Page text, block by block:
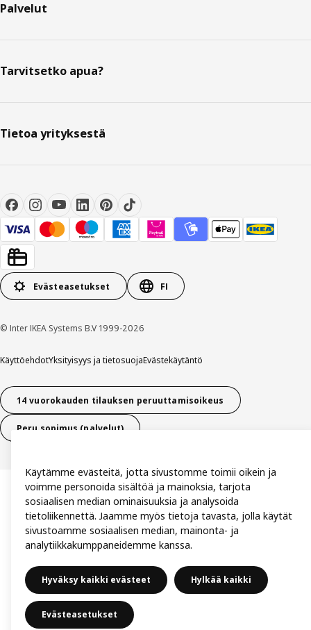
Palvelut
Tarvitsetko apua?
Tietoa yrityksestä
Evästeasetukset FI
© Inter IKEA Systems B.V 1999-2026
KäyttöehdotYksityisyys ja tietosuojaEvästekäytäntö
14 vuorokauden tilauksen peruuttamisoikeus
Peru sopimus (palvelut)
Käytämme evästeitä, jotta sivustomme toimii oikein ja
voimme personoida sisältöä ja mainoksia, tarjota
sosiaalisen median ominaisuuksia ja analysoida
tietoliikennettä. Jaamme myös tietoja tavasta, jolla käytät
sivustoamme sosiaalisen median, mainonta- ja
analytiikkakumppaneidemme kanssa.
Hyväksy kaikki evästeet Hylkää kaikki
Evästeasetukset